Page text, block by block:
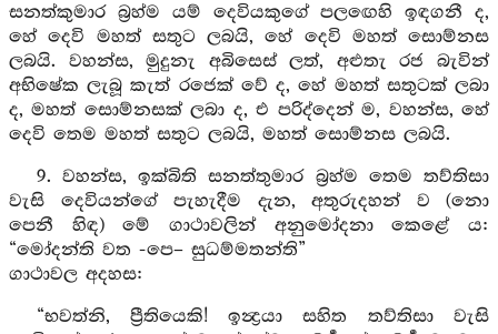
සනත්කුමාර බ්‍රහ්ම යම් දෙවියකුගේ පලඟෙහි ඉඳගනී ද,
හේ දෙවි මහත් සතුට ලබයි, හේ දෙවි මහත් සොම්නස
ලබයි. වහන්ස, මුදුනැ අබිසෙස් ලත්, අළුතැ රජ බැවින්
අභිෂේක ලැබූ කැත් රජෙක් වේ ද, හේ මහත් සතුටක් ලබා
ද, මහත් සොම්නසක් ලබා ද, එ පරිද්දෙන් ම, වහන්ස, හේ
දෙවි තෙම මහත් සතුට ලබයි, මහත් සොම්නස ලබයි.
9. වහන්ස, ඉක්බිති සනත්තුමාර බ්‍රහ්ම තෙම තව්තිසා
වැසි දෙවියන්ගේ පැහැදීම දැන, අතුරුදහන් ව (නො
පෙනී හිඳ) මේ ගාථාවලින් අනුමෝදනා කෙළේ ය:
“මෝදන්ති වත -පෙ– සුධම්මතන්ති”
ගාථාවල අදහස:
“භවත්නි, ප්‍රීතියෙකි! ඉන්‍ද්‍රයා සහිත තව්තිසා වැසි